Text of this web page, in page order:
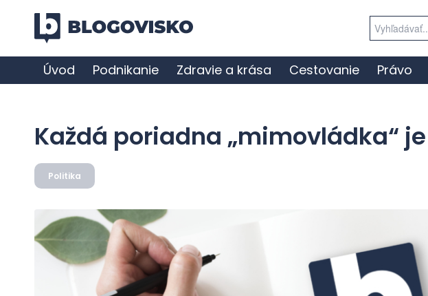
Úvod Podnikanie Zdravie a krása Cestovanie Právo
Každá poriadna „mimovládka“
Politika